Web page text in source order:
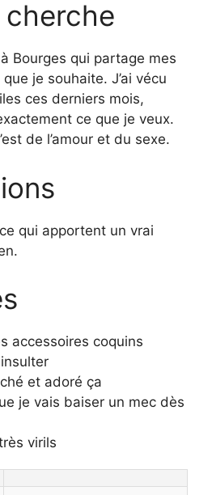
cherche
Bourges qui partage mes
je souhaite. J’ai vécu
ces derniers mois,
ce que je veux.
de l’amour et du sexe.
qui apportent un vrai
accessoires coquins
et adoré ça
je vais baiser un mec dès
virils